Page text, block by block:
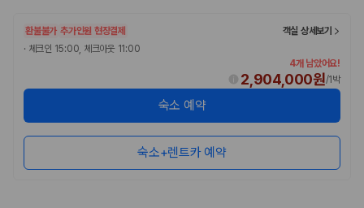
환불불가 추가인원 현장결제
객실 상세보기
· 체크인 15:00, 체크아웃 11:00
4개 남았어요!
2,904,000원/1박
숙소 예약
숙소+렌트카 예약